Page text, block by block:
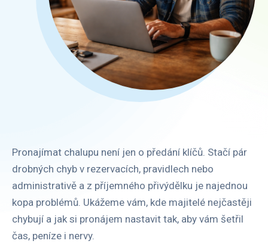
Pronajímat chalupu není jen o předání klíčů. Stačí pár
drobných chyb v rezervacích, pravidlech nebo
administrativě a z příjemného přivýdělku je najednou
kopa problémů. Ukážeme vám, kde majitelé nejčastěji
chybují a jak si pronájem nastavit tak, aby vám šetřil
čas, peníze i nervy.